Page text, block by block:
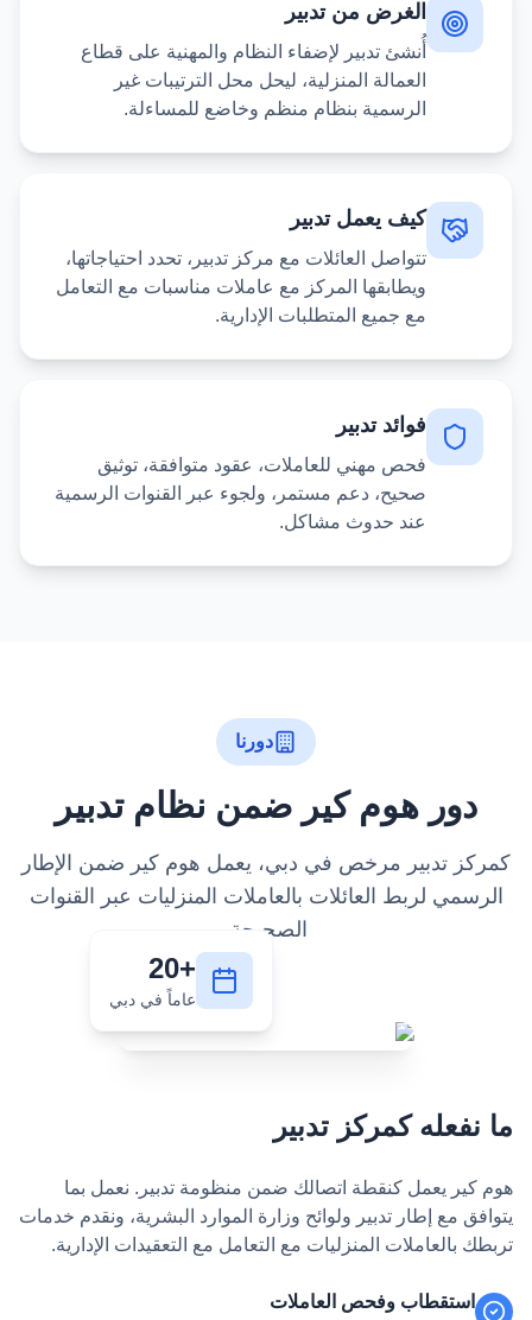
الغرض من تدبير
أُنشئ تدبير لإضفاء النظام والمهنية على قطاع
العمالة المنزلية، ليحل محل الترتيبات غير
الرسمية بنظام منظم وخاضع للمساءلة.
كيف يعمل تدبير
تتواصل العائلات مع مركز تدبير، تحدد احتياجاتها،
ويطابقها المركز مع عاملات مناسبات مع التعامل
مع جميع المتطلبات الإدارية.
فوائد تدبير
فحص مهني للعاملات، عقود متوافقة، توثيق
صحيح، دعم مستمر، ولجوء عبر القنوات الرسمية
عند حدوث مشاكل.
دورنا
دور هوم كير ضمن نظام تدبير
كمركز تدبير مرخص في دبي، يعمل هوم كير ضمن الإطار
الرسمي لربط العائلات بالعاملات المنزليات عبر القنوات
الصحيحة.
+20
عاماً في دبي
ما نفعله كمركز تدبير
هوم كير يعمل كنقطة اتصالك ضمن منظومة تدبير. نعمل بما
يتوافق مع إطار تدبير ولوائح وزارة الموارد البشرية، ونقدم خدمات
تربطك بالعاملات المنزليات مع التعامل مع التعقيدات الإدارية.
استقطاب وفحص العاملات